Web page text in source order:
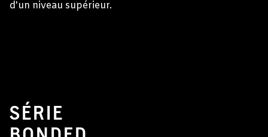
d'un niveau supérieur.
SÉRIE